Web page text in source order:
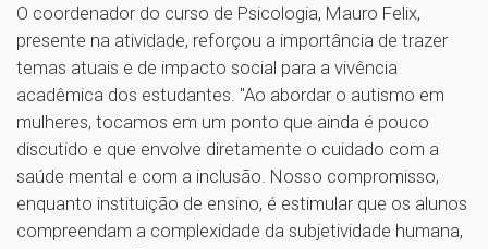
O coordenador do curso de Psicologia, Mauro Felix,
presente na atividade, reforçou a importância de trazer
temas atuais e de impacto social para a vivência
acadêmica dos estudantes. "Ao abordar o autismo em
mulheres, tocamos em um ponto que ainda é pouco
discutido e que envolve diretamente o cuidado com a
saúde mental e com a inclusão. Nosso compromisso,
enquanto instituição de ensino, é estimular que os alunos
compreendam a complexidade da subjetividade humana,